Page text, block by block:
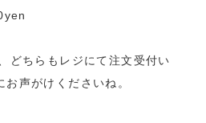
どちらもレジにて注文受付い
声がけくださいね。